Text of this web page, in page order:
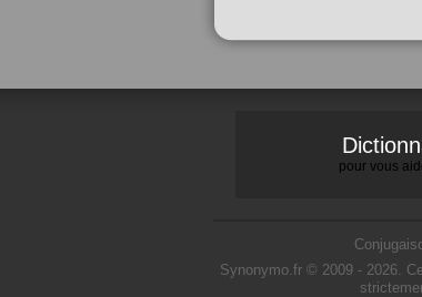
pour vous
Synonymo.fr © 2009 - 2026.